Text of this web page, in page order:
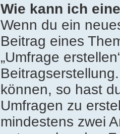
Wie kann ich
Wenn du ein
Beitrag eines
„Umfrage
können, so hast
Umfragen zu
mindestens zwei